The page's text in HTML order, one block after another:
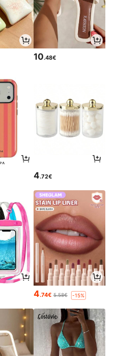
10.48€
4.72€
4.74€ 5.58€ -15%